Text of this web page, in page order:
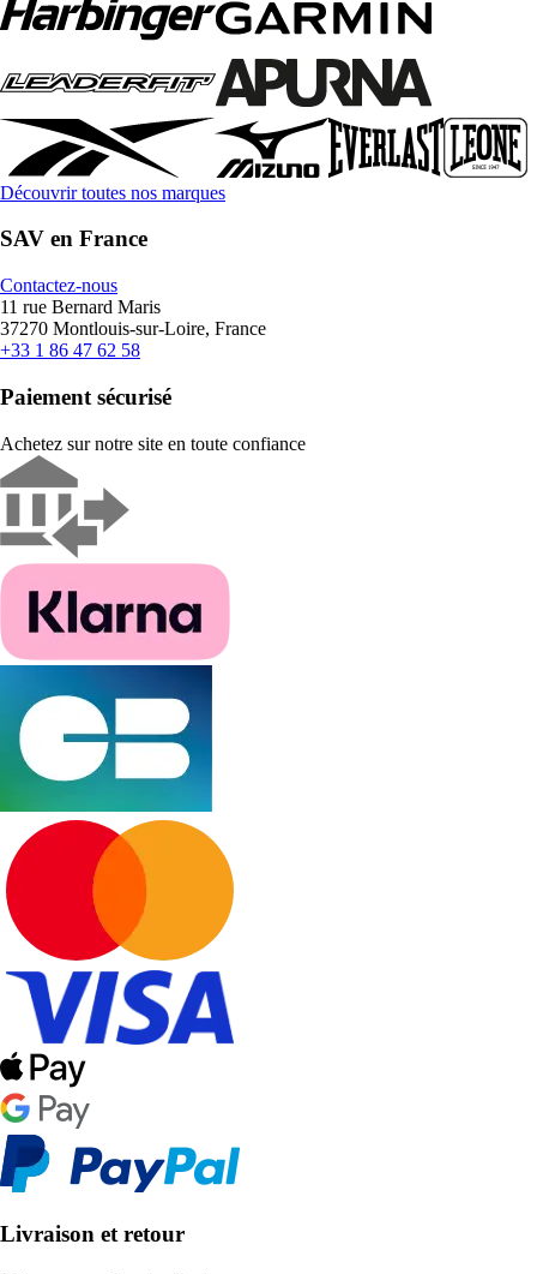
Découvrir toutes nos marques
SAV en France
Contactez-nous
11 rue Bernard Maris
37270 Montlouis-sur-Loire, France
+33 1 86 47 62 58
Paiement sécurisé
Achetez sur notre site en toute confiance
Livraison et retour